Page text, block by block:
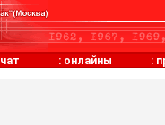
чат : онлайны :